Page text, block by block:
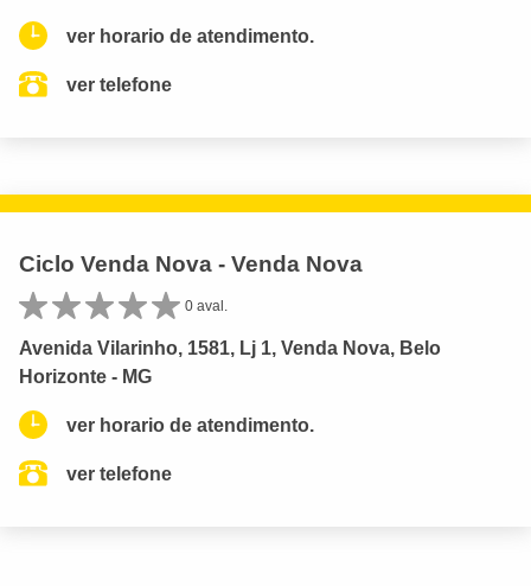
ver horario de atendimento.
ver telefone
Ciclo Venda Nova - Venda Nova
0 aval.
Avenida Vilarinho, 1581, Lj 1, Venda Nova, Belo
Horizonte - MG
ver horario de atendimento.
ver telefone